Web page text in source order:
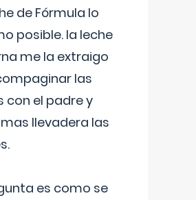
de Fórmula lo
posible. la leche
me la extraigo
las
con el padre y
llevadera las
es como se